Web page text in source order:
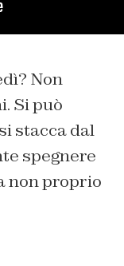
Non
Si può
stacca dal
spegnere
non proprio